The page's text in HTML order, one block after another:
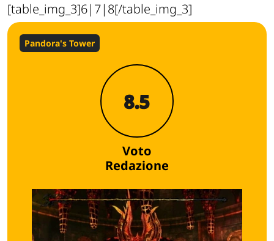
[table_img_3]6|7|8[/table_img_3]
Pandora's Tower
8.5
Voto
Redazione